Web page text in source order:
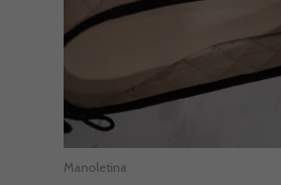
Manoletina